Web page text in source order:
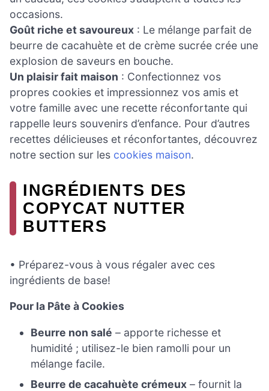
occasions.
Goût riche et savoureux : Le mélange parfait de
beurre de cacahuète et de crème sucrée crée une
explosion de saveurs en bouche.
Un plaisir fait maison : Confectionnez vos
propres cookies et impressionnez vos amis et
votre famille avec une recette réconfortante qui
rappelle leurs souvenirs d’enfance. Pour d’autres
recettes délicieuses et réconfortantes, découvrez
notre section sur les cookies maison.
INGRÉDIENTS DES
COPYCAT NUTTER
BUTTERS
• Préparez-vous à vous régaler avec ces
ingrédients de base!
Pour la Pâte à Cookies
Beurre non salé – apporte richesse et
humidité ; utilisez-le bien ramolli pour un
mélange facile.
Beurre de cacahuète crémeux – fournit la